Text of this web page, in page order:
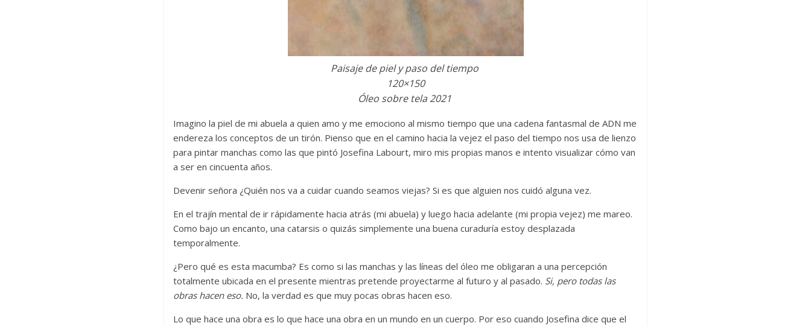
Paisaje de piel y paso del tiempo
120×150
Óleo sobre tela 2021
Imagino la piel de mi abuela a quien amo y me emociono al mismo tiempo que una cadena fantasmal de ADN me
endereza los conceptos de un tirón. Pienso que en el camino hacia la vejez el paso del tiempo nos usa de lienzo
para pintar manchas como las que pintó Josefina Labourt, miro mis propias manos e intento visualizar cómo van
a ser en cincuenta años.
Devenir señora ¿Quién nos va a cuidar cuando seamos viejas? Si es que alguien nos cuidó alguna vez.
En el trajín mental de ir rápidamente hacia atrás (mi abuela) y luego hacia adelante (mi propia vejez) me mareo.
Como bajo un encanto, una catarsis o quizás simplemente una buena curaduría estoy desplazada
temporalmente.
¿Pero qué es esta macumba? Es como si las manchas y las líneas del óleo me obligaran a una percepción
totalmente ubicada en el presente mientras pretende proyectarme al futuro y al pasado. Si, pero todas las
obras hacen eso. No, la verdad es que muy pocas obras hacen eso.
Lo que hace una obra es lo que hace una obra en un mundo en un cuerpo. Por eso cuando Josefina dice que el